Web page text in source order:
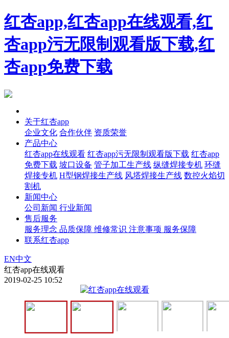
红杏app,红杏app在线观看,红
杏app污无限制观看版下载,红
杏app免费下载
关于红杏app
企业文化 合作伙伴 资质荣誉
产品中心
红杏app在线观看 红杏app污无限制观看版下载 红杏app
免费下载 坡口设备 管子加工生产线 纵缝焊接专机 环缝
焊接专机 H型钢焊接生产线 风塔焊接生产线 数控火焰切
割机
新闻中心
公司新闻 行业新闻
售后服务
服务理念 品质保障 维修常识 注意事项 服务保障
联系红杏app
EN中文
红杏app在线观看
2019-02-25 10:52